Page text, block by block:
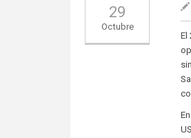
29
Octubre
El